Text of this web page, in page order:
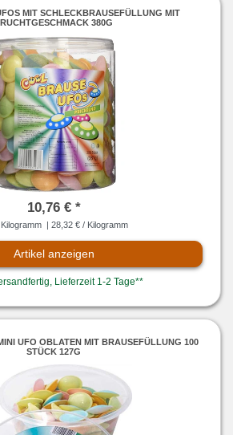
MIT SCHLECKBRAUSEFÜLLUNG MIT
380G
10,76 € *
Kilogramm | 28,32 € / Kilogramm
Artikel anzeigen
Lieferzeit 1-2 Tage**
UFO OBLATEN MIT BRAUSEFÜLLUNG 100
STÜCK 127G